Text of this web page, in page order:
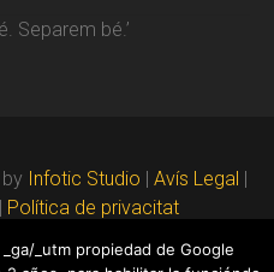
Separem bé.’
Infotic Studio | Avís Legal |
| Política de privacitat
_utm propiedad de Google